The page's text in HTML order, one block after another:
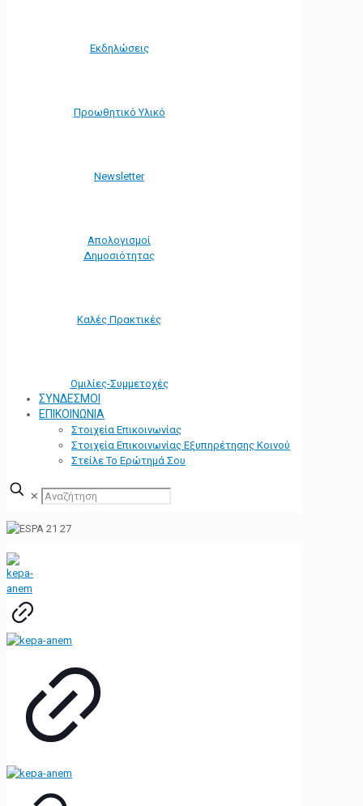
Εκδηλώσεις
Προωθητικό Υλικό
Νewsletter
Απολογισμοί
Δημοσιότητας
Καλές Πρακτικές
Ομιλίες-Συμμετοχές
ΣΥΝΔΕΣΜΟΙ
ΕΠΙΚΟΙΝΩΝΙΑ
Στοιχεία Επικοινωνίας
Στοιχεία Επικοινωνίας Εξυπηρέτησης Κοινού
Στείλε Το Ερώτημά Σου
✕